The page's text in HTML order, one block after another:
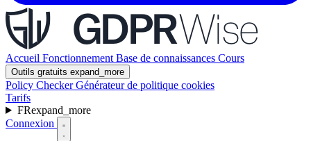
Accueil Fonctionnement Base de connaissances Cours
Outils gratuits expand_more
Policy CheckerGénérateur de politique cookies
Tarifs
FRexpand_more
Connexion